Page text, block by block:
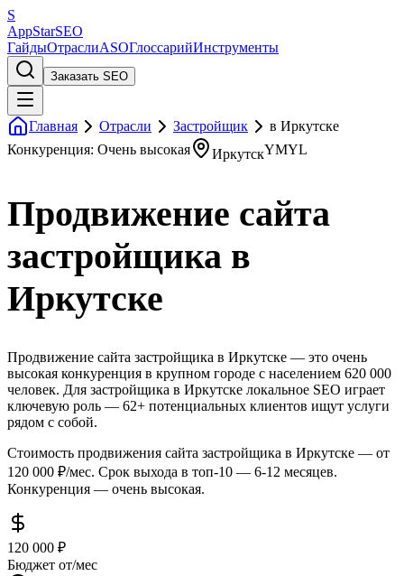
S
AppStarSEO
ГайдыОтраслиASOГлоссарийИнструменты
Заказать SEO
Главная Отрасли Застройщик
в Иркутске
Конкуренция: Очень высокая
ИркутскYMYL
Продвижение сайта
застройщика в
Иркутске
Продвижение сайта застройщика в Иркутске — это очень
высокая конкуренция в крупном городе с населением 620 000
человек. Для застройщика в Иркутске локальное SEO играет
ключевую роль — 62+ потенциальных клиентов ищут услуги
рядом с собой.
Стоимость продвижения сайта застройщика в Иркутске — от
120 000 ₽/мес. Срок выхода в топ-10 — 6-12 месяцев.
Конкуренция — очень высокая.
120 000 ₽
Бюджет от/мес